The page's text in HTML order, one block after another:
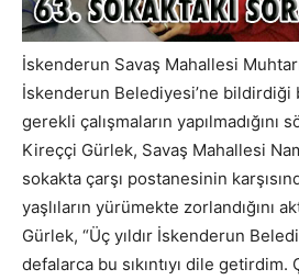
İskenderun Savaş Mahallesi
İskenderun Belediyesi’ne bildirdiği
gerekli çalışmaların yapılmadığını
Kireççi Gürlek, Savaş Mahallesi
sokakta çarşı postanesinin
yaşlıların yürümekte zorlandığını
Gürlek, “Üç yıldır İskenderun
defalarca bu sıkıntıyı dile getirdim.